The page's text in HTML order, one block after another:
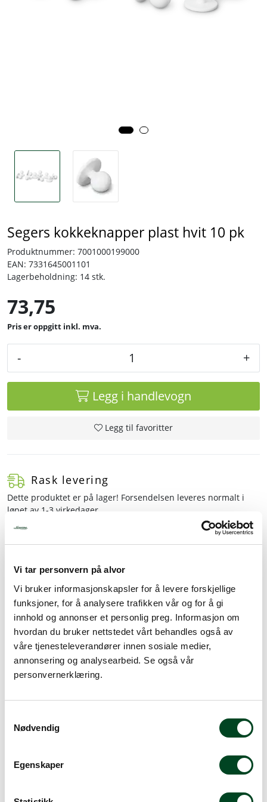
Vi tar personvern på alvor
Vi bruker informasjonskapsler for å levere forskjellige
funksjoner, for å analysere trafikken vår og for å gi
innhold og annonser et personlig preg. Informasjon om
hvordan du bruker nettstedet vårt behandles også av
våre tjenesteleverandører innen sosiale medier,
annonsering og analysearbeid. Se også vår
personvernerklæring.
Nødvendig
Egenskaper
Segers kokkeknapper plast hvit 10 pk
Produktnummer: 7001000199000
EAN: 7331645001101
Lagerbeholdning: 14 stk.
73,75
inkl. mva.
- +
Legg i handlevogn
Legg til favoritter
Beskrivelse
Spesifikasjoner
Kokkeknapper i plast. 10 stk i pakken. Forskjellen sitter
sette et unik preg på plaggene. Knappene tas av
plagget ved vask.
Rask levering
Dette produktet er på lager! Forsendelsen leveres normalt i
løpet av 1-3 virkedager.
Mer info
Fordeler
Profesjonell bruk